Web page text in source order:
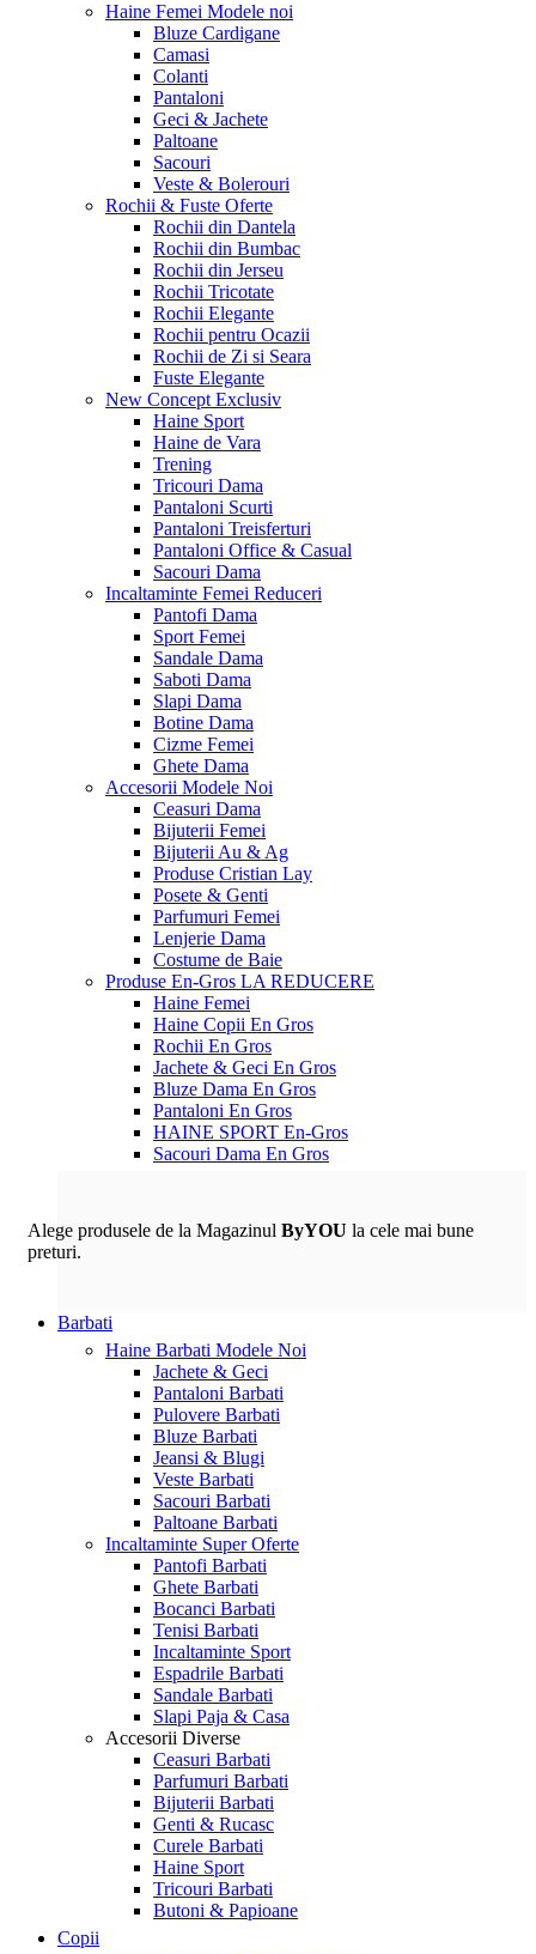
Haine Femei Modele noi
Bluze Cardigane
Camasi
Colanti
Pantaloni
Geci & Jachete
Paltoane
Sacouri
Veste & Bolerouri
Rochii & Fuste Oferte
Rochii din Dantela
Rochii din Bumbac
Rochii din Jerseu
Rochii Tricotate
Rochii Elegante
Rochii pentru Ocazii
Rochii de Zi si Seara
Fuste Elegante
New Concept Exclusiv
Haine Sport
Haine de Vara
Trening
Tricouri Dama
Pantaloni Scurti
Pantaloni Treisferturi
Pantaloni Office & Casual
Sacouri Dama
Incaltaminte Femei Reduceri
Pantofi Dama
Sport Femei
Sandale Dama
Saboti Dama
Slapi Dama
Botine Dama
Cizme Femei
Ghete Dama
Accesorii Modele Noi
Ceasuri Dama
Bijuterii Femei
Bijuterii Au & Ag
Produse Cristian Lay
Posete & Genti
Parfumuri Femei
Lenjerie Dama
Costume de Baie
Produse En-Gros LA REDUCERE
Haine Femei
Haine Copii En Gros
Rochii En Gros
Jachete & Geci En Gros
Bluze Dama En Gros
Pantaloni En Gros
HAINE SPORT En-Gros
Sacouri Dama En Gros
Alege produsele de la Magazinul ByYOU la cele mai bune
preturi.
Barbati
Haine Barbati Modele Noi
Jachete & Geci
Pantaloni Barbati
Pulovere Barbati
Bluze Barbati
Jeansi & Blugi
Veste Barbati
Sacouri Barbati
Paltoane Barbati
Incaltaminte Super Oferte
Pantofi Barbati
Ghete Barbati
Bocanci Barbati
Tenisi Barbati
Incaltaminte Sport
Espadrile Barbati
Sandale Barbati
Slapi Paja & Casa
Accesorii Diverse
Ceasuri Barbati
Parfumuri Barbati
Bijuterii Barbati
Genti & Rucasc
Curele Barbati
Haine Sport
Tricouri Barbati
Butoni & Papioane
Copii